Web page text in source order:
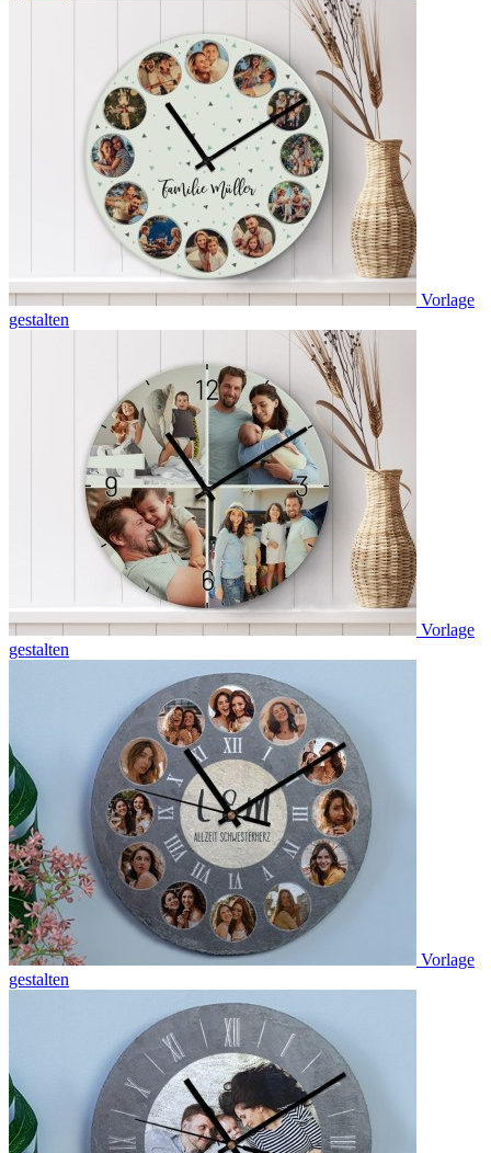
Vorlage
gestalten
Vorlage
gestalten
Vorlage
gestalten